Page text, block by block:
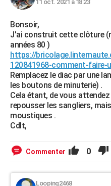
11 oct. 2021 à 18:23
Bonsoir,
J'ai construit cette clôture
années 80 )
https://
120841968-comment-faire-
Remplacez le diac par une
les boutons de minuterie) .
Cela étant, de vous
repousser les sangliers,
moustiques .
Cdlt,
Commenter 0
Looping2468